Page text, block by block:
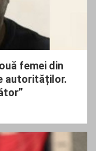
femei din
autorităților.